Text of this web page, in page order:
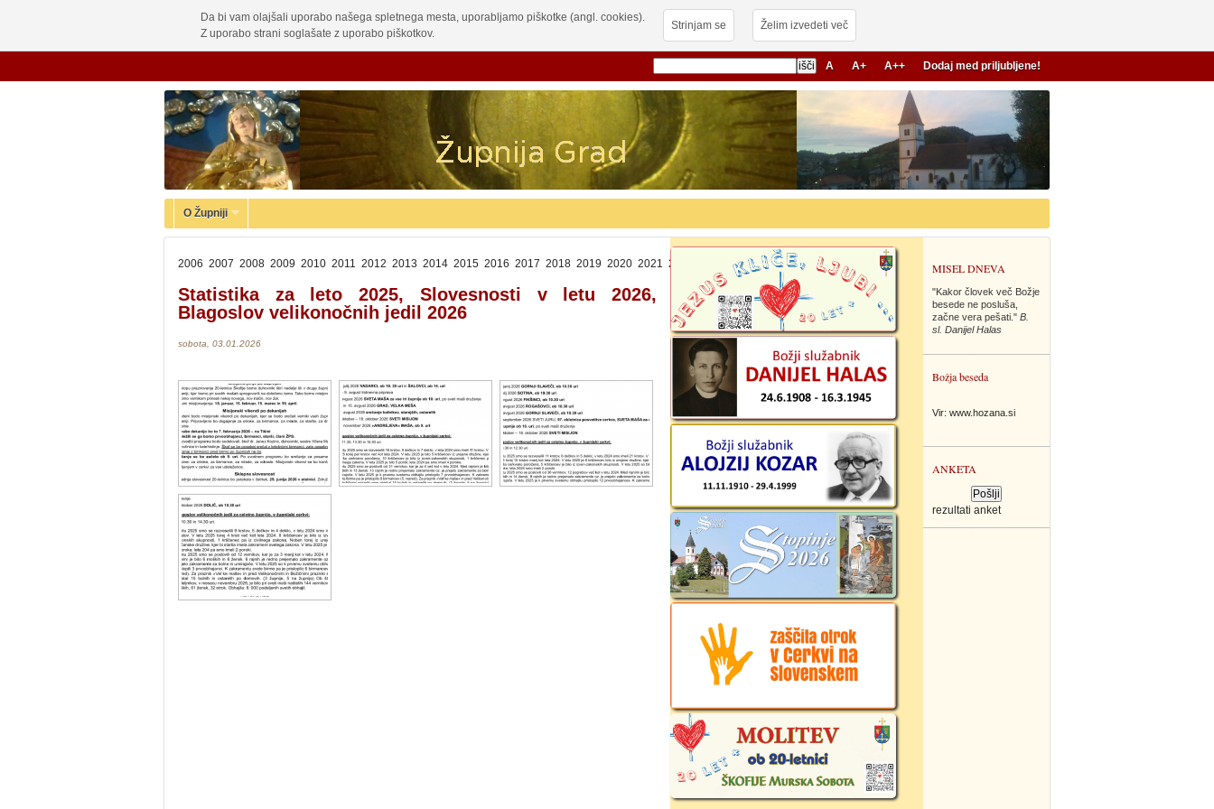
Da bi vam olajšali uporabo našega spletnega mesta, uporabljamo piškotke (angl. cookies).
Z uporabo strani soglašate z uporabo piškotkov.
Strinjam se Želim izvedeti več
A A+ A++ Dodaj med priljubljene!
O Župniji
MISEL DNEVA
"Kakor človek več Božje
besede ne posluša,
začne vera pešati." B.
sl. Danijel Halas
Božja beseda
Vir: www.hozana.si
ANKETA
rezultati anket
2006 2007 2008 2009 2010 2011 2012 2013 2014 2015 2016 2017 2018 2019 2020 2021 2022 2024 2025 2026
Statistika za leto 2025, Slovesnosti v letu 2026,
Blagoslov velikonočnih jedil 2026
sobota, 03.01.2026